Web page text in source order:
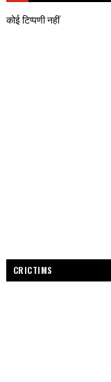
कोई टिप्पणी नहीं
CRICTIMS